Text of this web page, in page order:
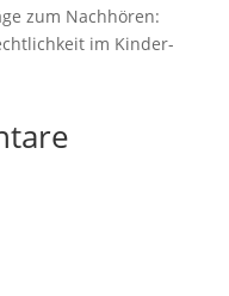
zum Nachhören:
im Kinder-